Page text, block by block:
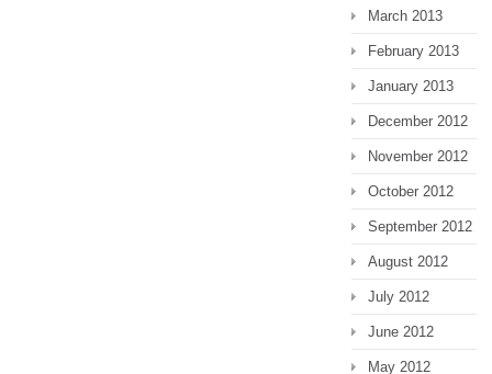
March 2013
February 2013
January 2013
December 2012
November 2012
October 2012
September 2012
August 2012
July 2012
June 2012
May 2012